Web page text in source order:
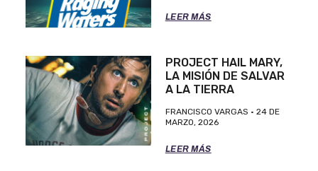
LEER MÁS
PROJECT HAIL MARY,
LA MISIÓN DE SALVAR
A LA TIERRA
FRANCISCO VARGAS
24 DE
MARZO, 2026
LEER MÁS